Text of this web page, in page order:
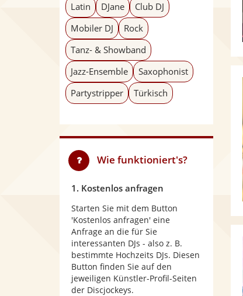
Latin DJane
Club DJ
Mobiler DJ
Rock
Tanz- & Showband
Jazz-Ensemble
Saxophonist
Partystripper
Türkisch
Wie funktioniert's?
1. Kostenlos anfragen
Starten Sie mit dem Button
'Kostenlos anfragen' eine
Anfrage an die für Sie
interessanten DJs - also z. B.
bestimmte Hochzeits DJs. Diesen
Button finden Sie auf den
jeweiligen Künstler-Profil-Seiten
der Discjockeys.